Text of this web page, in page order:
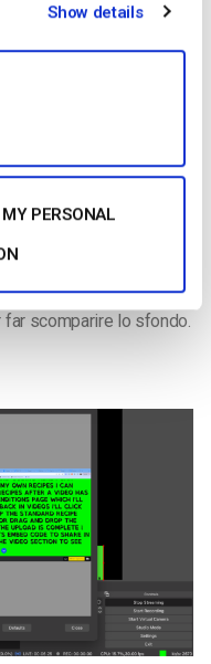
Show details
PERSONAL
Key’, specificare il nome
scomparire lo sfondo.